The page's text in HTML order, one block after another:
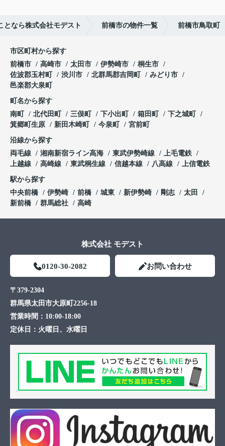
となら株式会社モデスト 前橋市の物件一覧 前橋市鳥取町
市区町村から探す
前橋市
高崎市 太田市 伊勢崎市
桐生市
佐波郡玉村町
渋川市 北群馬郡吉岡町
みどり市
邑楽郡大泉町
町名から探す
南町
北代田町 三俣町 下小出町 箱田町
下之城町
箕郷町生原
新田木崎町 今泉町 宮前町
沿線から探す
両毛線
湘南新宿ライン高海 東武伊勢崎線
上毛電鉄
上越線
高崎線 東武桐生線 信越本線 八高線 上信電鉄
駅から探す
中央前橋
伊勢崎 前橋 城東 新伊勢崎 剛志
太田
新前橋
群馬総社 高崎
株式会社 モデスト
0120-30-2082 お問い合わせ
〒379-2304
群馬県太田市大原町2256-18
営業時間： 10:00-18:00
定休日： 火曜日、水曜日